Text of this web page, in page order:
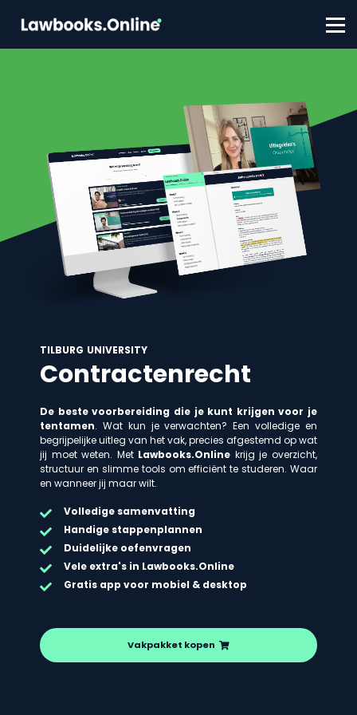
FAQ
Contact
TILBURG UNIVERSITY
Contractenrecht
De beste voorbereiding die je kunt krijgen voor je
tentamen. Wat kun je verwachten? Een volledige en
begrijpelijke uitleg van het vak, precies afgestemd op wat
jij moet weten. Met Lawbooks.Online krijg je overzicht,
structuur en slimme tools om efficiënt te studeren. Waar
en wanneer jij maar wilt.
Volledige samenvatting
Handige stappenplannen
Duidelijke oefenvragen
Vele extra's in Lawbooks.Online
Gratis app voor mobiel & desktop
Vakpakket kopen